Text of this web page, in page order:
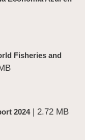
Fisheries and
2024| 2.72 MB